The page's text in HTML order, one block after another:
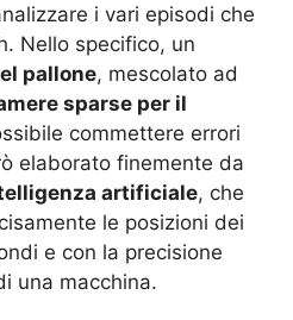
i vari episodi che
Nello specifico, un
pallone, mescolato ad
sparse per il
commettere errori
elaborato finemente da
artificiale, che
le posizioni dei
e con la precisione
una macchina.